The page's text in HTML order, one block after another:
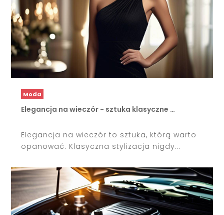
Moda
Elegancja na wieczór - sztuka klasyczne …
Elegancja na wieczór to sztuka, którą warto
opanować. Klasyczna stylizacja nigdy...